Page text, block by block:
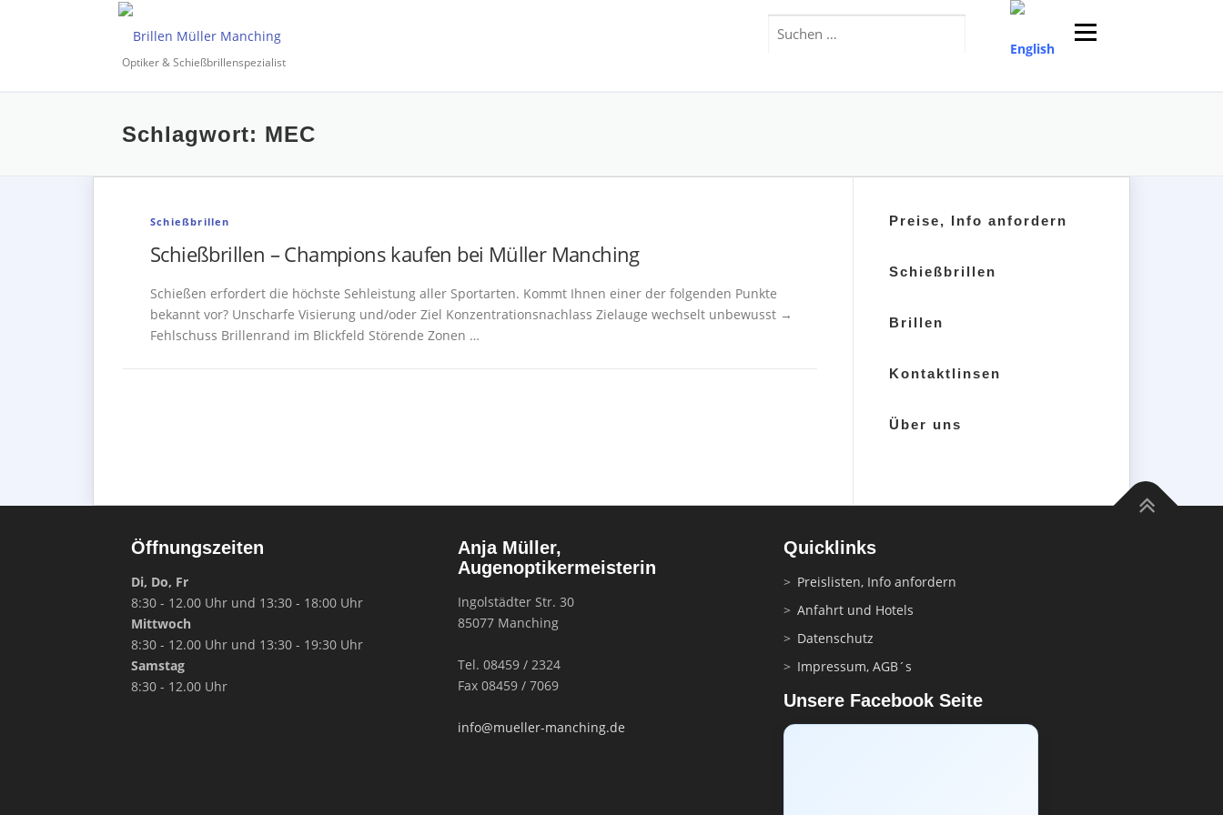
Optiker & Schießbrillenspezialist
Suchen Menü
Schlagwort: MEC
Schießbrillen
Schießbrillen – Champions kaufen bei Müller Manching
Schießen erfordert die höchste Sehleistung aller Sportarten. Kommt Ihnen einer der folgenden Punkte
bekannt vor? Unscharfe Visierung und/oder Ziel Konzentrationsnachlass Zielauge wechselt unbewusst →
Fehlschuss Brillenrand im Blickfeld Störende Zonen …
Preise, Info anfordern
Schießbrillen
Brillen
Kontaktlinsen
Über uns
Öffnungszeiten
Di, Do, Fr
8:30 - 12.00 Uhr und 13:30 - 18:00 Uhr
Mittwoch
8:30 - 12.00 Uhr und 13:30 - 19:30 Uhr
Samstag
8:30 - 12.00 Uhr
Anja Müller,
Augenoptikermeisterin
Ingolstädter Str. 30
85077 Manching
Tel. 08459 / 2324
Fax 08459 / 7069
info@mueller-manching.de
Quicklinks
Preislisten, Info anfordern
Anfahrt und Hotels
Datenschutz
Impressum, AGB´s
Unsere Facebook Seite